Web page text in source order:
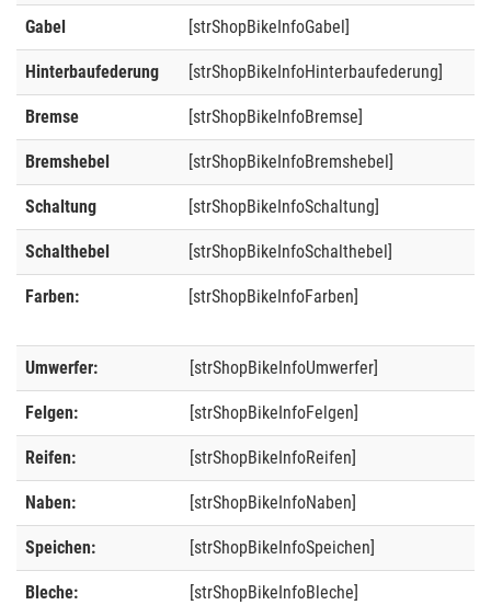
Gabel [strShopBikeInfoGabel]
Hinterbaufederung [strShopBikeInfoHinterbaufederung]
Bremse [strShopBikeInfoBremse]
Bremshebel [strShopBikeInfoBremshebel]
Schaltung [strShopBikeInfoSchaltung]
Schalthebel [strShopBikeInfoSchalthebel]
Farben: [strShopBikeInfoFarben]
Umwerfer: [strShopBikeInfoUmwerfer]
Felgen: [strShopBikeInfoFelgen]
Reifen: [strShopBikeInfoReifen]
Naben: [strShopBikeInfoNaben]
Speichen: [strShopBikeInfoSpeichen]
Bleche: [strShopBikeInfoBleche]